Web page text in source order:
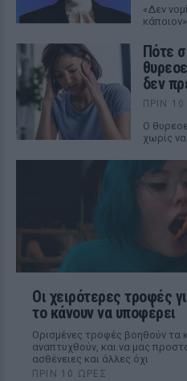
«Δεν
Πότε
δεν
ΠΡΙΝ
Ο
χωρίς
Οι χειρότερες τροφές
το κάνουν να υποφέρει
Ορισμένες τροφές βοηθούν τα
αναπτυχθούν, και να μας
ασθένειες και άλλες όχι
ΠΡΙΝ 10 ΏΡΕΣ